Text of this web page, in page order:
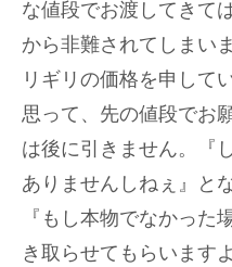
な値段でお渡してきて
から非難されてしまい
リギリの価格を申して
思って、先の値段でお
は後に引きません。『
ありませんしねぇ』と
『もし本物でなかった
き取らせてもらいます